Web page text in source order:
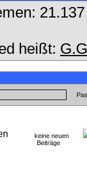
heißt:
keine neuen
Beiträge